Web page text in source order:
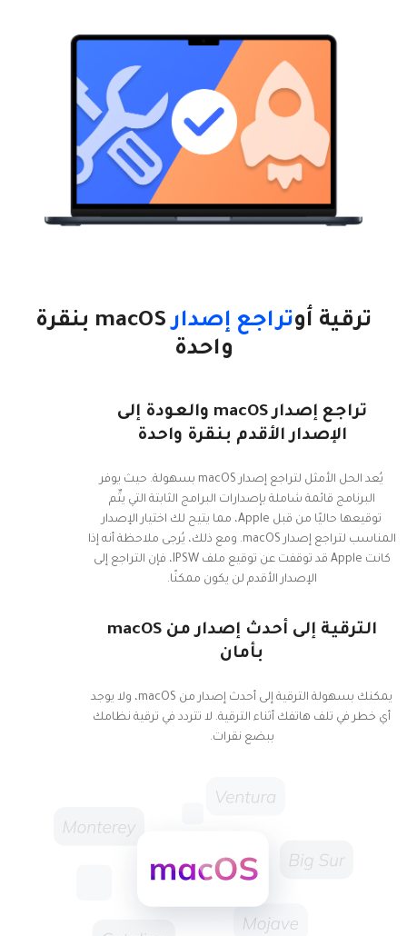
ترقية أوتراجع إصدار
macOS بنقرة
واحدة
تراجع إصدار macOS والعودة إلى
الإصدار الأقدم بنقرة واحدة
يُعد الحل الأمثل لتراجع إصدار macOS بسهولة. حيث يوفر
البرنامج قائمة شاملة بإصدارات البرامج الثابتة التي يتِّم
توقيعها حاليًا من قبل Apple، مما يتيح لك اختيار الإصدار
المناسب لتراجع إصدار macOS. ومع ذلك، يُرجى ملاحظة أنه إذا
كانت Apple قد توقفت عن توقيع ملف IPSW، فإن التراجع إلى
الإصدار الأقدم لن يكون ممكنًا.
الترقية إلى أحدث إصدار من macOS
بأمان
يمكنك بسهولة الترقية إلى أحدث إصدار من macOS، ولا يوجد
أي خطر في تلف هاتفك أثناء الترقية. لا تتردد في ترقية نظامك
ببضع نقرات.